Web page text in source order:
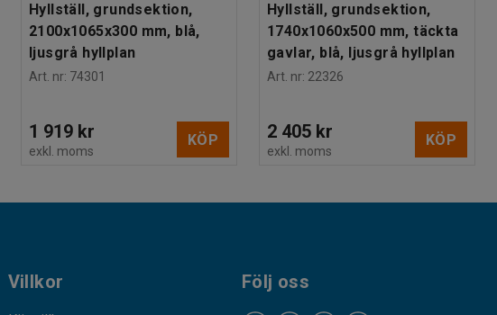
Hyllställ, grundsektion,
2100x1065x300 mm, blå,
ljusgrå hyllplan
Art. nr: 74301
1 919 kr
exkl. moms
KÖP
Hyllställ, grundsektion,
1740x1060x500 mm, täckta
gavlar, blå, ljusgrå hyllplan
Art. nr: 22326
2 405 kr
exkl. moms
KÖP
Villkor Följ oss